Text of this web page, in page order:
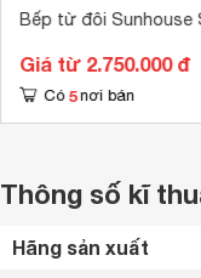
Bếp từ đôi Sunhouse
Giá từ 2.750.000 đ
Có 5 nơi bán
Thông số kĩ
Hãng sản xuất